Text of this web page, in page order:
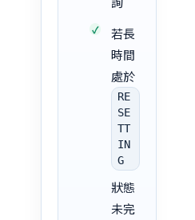
若長
時間
處於
RE
SE
TT
IN
G
狀態
未完